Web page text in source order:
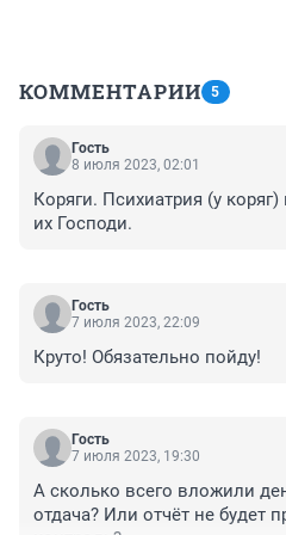
информации. Начало
наполнения групп (10–15
12:30–19:00 —
лекциями о современном
творческие встречи с
звука и уникальности
создавались саунд-арт-
6 августа
КОММЕНТАРИИ 5
Гость
8 июля 2023, 02:01
Коряги. Психиатрия (у
их Господи.
Гость
7 июля 2023, 22:09
Круто! Обязательно пойду!
Гость
7 июля 2023, 19:30
А сколько всего вложили
отдача? Или отчёт не будет